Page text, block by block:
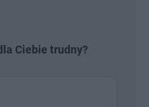
Ciebie trudny?